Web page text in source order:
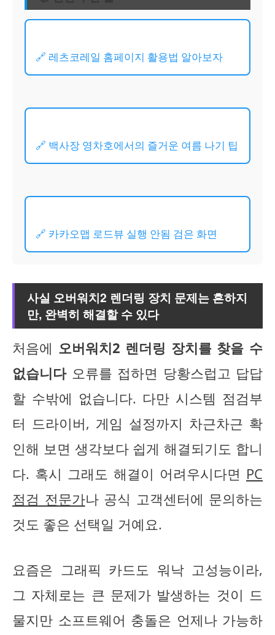
🔗 레츠코레일 홈페이지 활용법 알아보자
🔗 백사장 영차호에서의 즐거운 여름 나기 팁
🔗 카카오맵 로드뷰 실행 안됨 검은 화면
사실 오버워치2 렌더링 장치 문제는 흔하지
만, 완벽히 해결할 수 있다
처음에 오버워치2 렌더링 장치를 찾을 수
없습니다오류를 접하면 당황스럽고 답답
할 수밖에 없습니다. 다만 시스템 점검부
터 드라이버, 게임 설정까지 차근차근 확
인해 보면 생각보다 쉽게 해결되기도 합니
다. 혹시 그래도 해결이 어려우시다면 PC
점검 전문가나 공식 고객센터에 문의하는
것도 좋은 선택일 거예요.
요즘은 그래픽 카드도 워낙 고성능이라,
그 자체로는 큰 문제가 발생하는 것이 드
물지만 소프트웨어 충돌은 언제나 가능하